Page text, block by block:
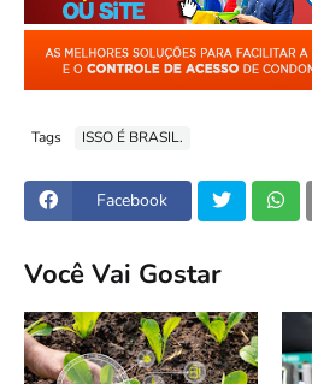
Tags ISSO É BRASIL.
Facebook
Você Vai Gostar